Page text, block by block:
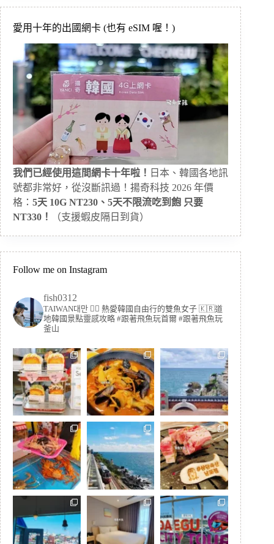
愛用十年的出國網卡 (也有 eSIM 喔！)
我們已經使用這間網卡十年啦！ 日本、韓國各地訊
號都非常好，從沒斷訊過！揚奇科技 2026 年價
格： 5天 10G NT230、5天不限流吃到飽 只要
NT330！
（支援蝦皮隔日到貨）
Follow me on Instagram
fish0312
TAIWAN대만 🏳️‍🌈 熱愛韓國自由行的雙魚女子 🇰🇷道
地韓國景點靈感攻略 #跟著飛魚玩首爾 #跟著飛魚玩
釜山